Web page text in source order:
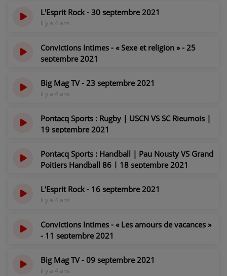
il y a 4 ans
L'Esprit Rock - 30 septembre 2021
il y a 4 ans
Convictions Intimes - « Sexe et religion » - 25
septembre 2021
Big Mag TV - 23 septembre 2021
il y a 4 ans
Pontacq Sports : Rugby | USCN VS SC Rieumois |
19 septembre 2021
Pontacq Sports : Handball | Pau Nousty VS Grand
Poitiers Handball 86 | 18 septembre 2021
L'Esprit Rock - 16 septembre 2021
il y a 4 ans
Convictions Intimes - « Les amours de vacances »
- 11 septembre 2021
Big Mag TV - 09 septembre 2021
il y a 4 ans